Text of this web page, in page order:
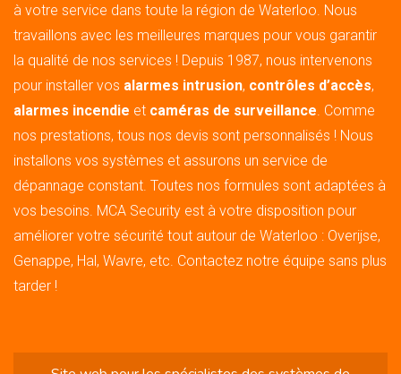
à votre service dans toute la région de Waterloo. Nous
travaillons avec les meilleures marques pour vous garantir
la qualité de nos services ! Depuis 1987, nous intervenons
pour installer vos alarmes intrusion, contrôles d’accès,
alarmes incendie et caméras de surveillance . Comme
nos prestations, tous nos devis sont personnalisés ! Nous
installons vos systèmes et assurons un service de
dépannage constant. Toutes nos formules sont adaptées à
vos besoins. MCA Security est à votre disposition pour
améliorer votre sécurité tout autour de Waterloo : Overijse,
Genappe, Hal, Wavre, etc. Contactez notre équipe sans plus
tarder !